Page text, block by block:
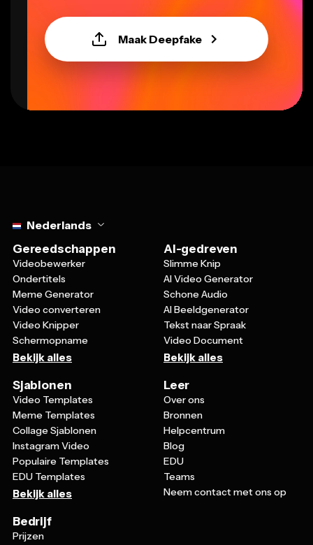
Maak Deepfake
Nederlands
Gereedschappen
Videobewerker
Ondertitels
Meme Generator
Video converteren
Video Knipper
Schermopname
Bekijk alles
AI-gedreven
Slimme Knip
AI Video Generator
Schone Audio
AI Beeldgenerator
Tekst naar Spraak
Video Document
Bekijk alles
Sjablonen
Video Templates
Meme Templates
Collage Sjablonen
Instagram Video
Populaire Templates
EDU Templates
Bekijk alles
Leer
Over ons
Bronnen
Helpcentrum
Blog
EDU
Teams
Neem contact met ons op
Bedrijf
Prijzen